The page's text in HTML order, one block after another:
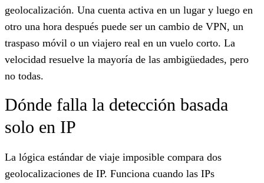
geolocalización. Una cuenta activa en un lugar y luego en
otro una hora después puede ser un cambio de VPN, un
traspaso móvil o un viajero real en un vuelo corto. La
velocidad resuelve la mayoría de las ambigüedades, pero
no todas.
Dónde falla la detección basada
solo en IP
La lógica estándar de viaje imposible compara dos
geolocalizaciones de IP. Funciona cuando las IPs